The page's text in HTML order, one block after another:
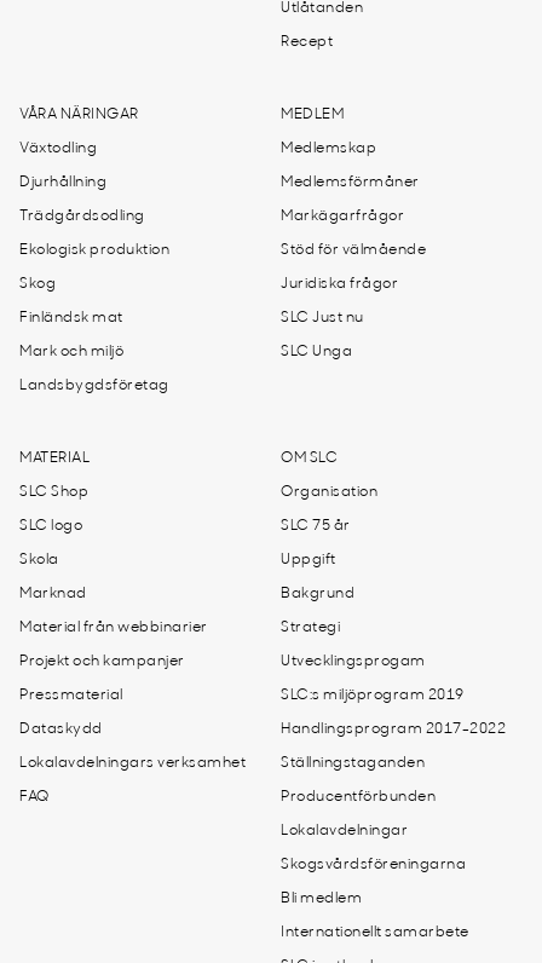
Utlåtanden
Recept
VÅRA NÄRINGAR
Växtodling
Djurhållning
Trädgårdsodling
Ekologisk produktion
Skog
Finländsk mat
Mark och miljö
Landsbygdsföretag
MEDLEM
Medlemskap
Medlemsförmåner
Markägarfrågor
Stöd för välmående
Juridiska frågor
SLC Just nu
SLC Unga
MATERIAL
SLC Shop
SLC logo
Skola
Marknad
Material från webbinarier
Projekt och kampanjer
Pressmaterial
Dataskydd
Lokalavdelningars verksamhet
FAQ
OM SLC
Organisation
SLC 75 år
Uppgift
Bakgrund
Strategi
Utvecklingsprogam
SLC:s miljöprogram 2019
Handlingsprogram 2017-2022
Ställningstaganden
Producentförbunden
Lokalavdelningar
Skogsvårdsföreningarna
Bli medlem
Internationellt samarbete